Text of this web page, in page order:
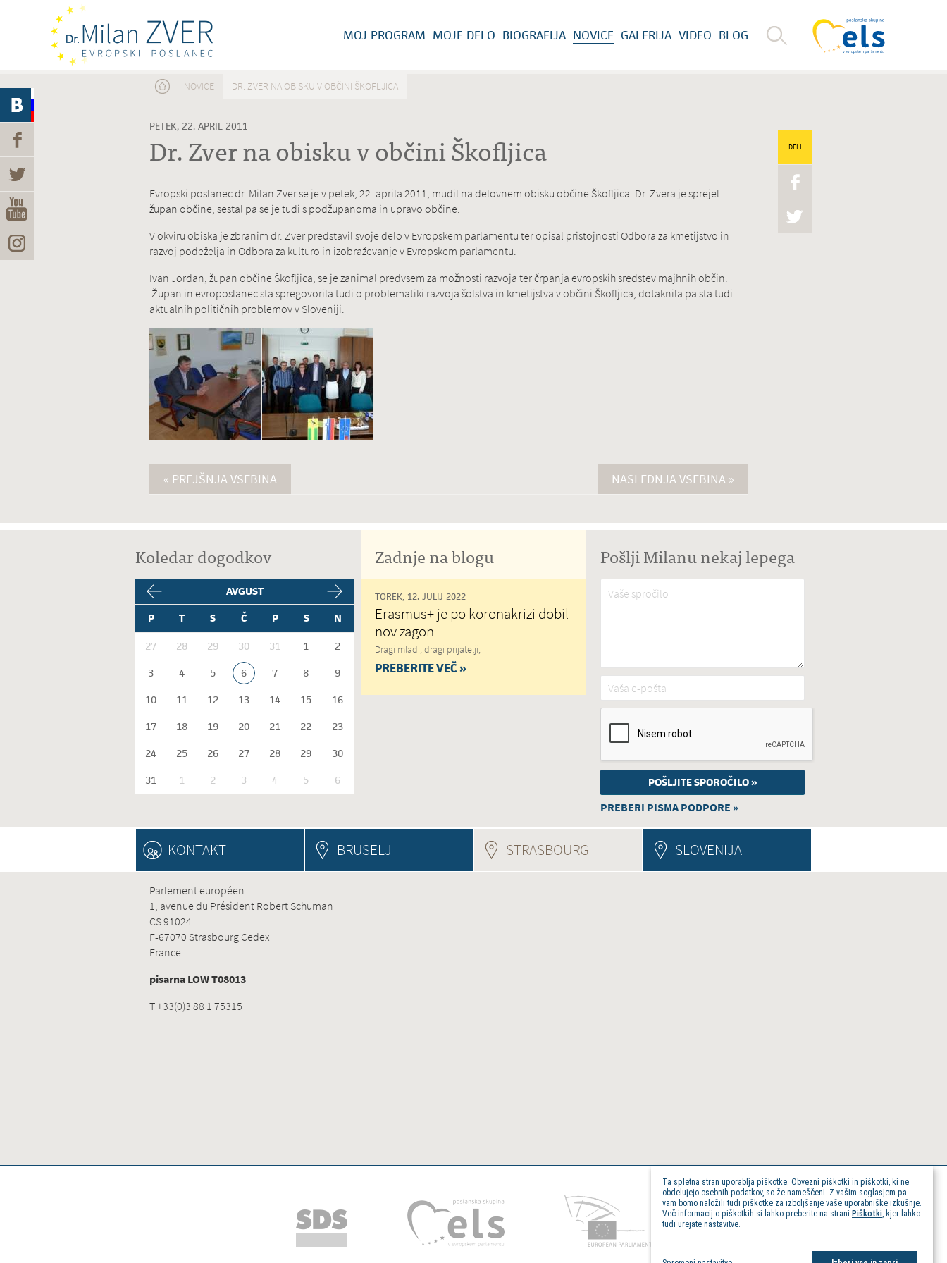
MOJ PROGRAM MOJE DELO BIOGRAFIJA NOVICE GALERIJA VIDEO BLOG
Nahajate se tukaj
NOVICE DR. ZVER NA OBISKU V OBČINI ŠKOFLJICA
PETEK, 22. APRIL 2011
Dr. Zver na obisku v občini Škofljica DELI
Evropski poslanec dr. Milan Zver se je v petek, 22. aprila 2011, mudil na delovnem obisku občine Škofljica. Dr. Zvera je sprejel
župan občine, sestal pa se je tudi s podžupanoma in upravo občine.
V okviru obiska je zbranim dr. Zver predstavil svoje delo v Evropskem parlamentu ter opisal pristojnosti Odbora za kmetijstvo in
razvoj podeželja in Odbora za kulturo in izobraževanje v Evropskem parlamentu.
Ivan Jordan, župan občine Škofljica, se je zanimal predvsem za možnosti razvoja ter črpanja evropskih sredstev majhnih občin.
Župan in evroposlanec sta spregovorila tudi o problematiki razvoja šolstva in kmetijstva v občini Škofljica, dotaknila pa sta tudi
aktualnih političnih problemov v Sloveniji.
« PREJŠNJA VSEBINA NASLEDNJA VSEBINA »
Koledar dogodkov
AVGUST
P
T S Č P S N
27 28 29 30 31 1
2
3
4 5 6 7 8
9
10
11 12 13 14 15
16
17
18 19 20 21 22
23
24
25 26 27 28 29
30
31
1 2 3 4 5 6
Zadnje na blogu
TOREK, 12. JULIJ 2022
Erasmus+ je po koronakrizi dobil
nov zagon
Dragi mladi, dragi prijatelji,
PREBERITE VEČ »
Pošlji Milanu nekaj lepega
Vaše spročilo*
Vaša e-pošta*
PREBERI PISMA PODPORE »
KONTAKT BRUSELJ STRASBOURG (ACTIVE TAB) SLOVENIJA
Parlement européen
1, avenue du Président Robert Schuman
CS 91024
F-67070 Strasbourg Cedex
France
pisarna LOW T08013
T +33(0)3 88 1 75315
Ta spletna stran uporablja piškotke. Obvezni piškotki in piškotki, ki ne
obdelujejo osebnih podatkov, so že nameščeni. Z vašim soglasjem pa
vam bomo naložili tudi piškotke za izboljšanje vaše uporabniške izkušnje.
Več informacij o piškotkih si lahko preberite na strani Piškotki, kjer lahko
tudi urejate nastavitve.